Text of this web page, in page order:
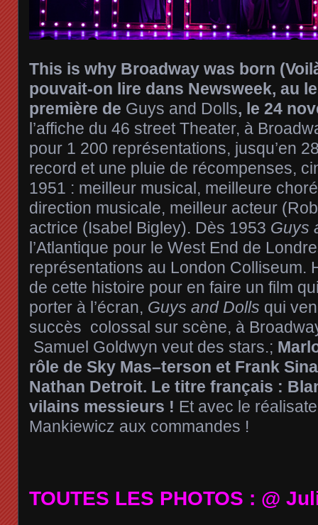
This is why Broadway was born
pouvait-on lire dans Newsweek, au
première de Guys and Dolls, le 24
l’affiche du 46 street Theater, à
pour 1 200 représentations, jusqu’en
record et une pluie de récompenses,
1951 : meilleur musical, meilleure
direction musicale, meilleur acteur
actrice (Isabel Bigley). Dès 1953 Guys
l’Atlantique pour le West End de
représentations au London Colliseum.
de cette histoire pour en faire un film
porter à l’écran, Guys and Dolls qui
succès colossal sur scène, à
Samuel Goldwyn veut des stars.;
rôle de Sky Mas–terson et Frank
Nathan Detroit. Le titre français :
vilains messieurs ! Et avec le
Mankiewicz aux commandes !
TOUTES LES PHOTOS : @